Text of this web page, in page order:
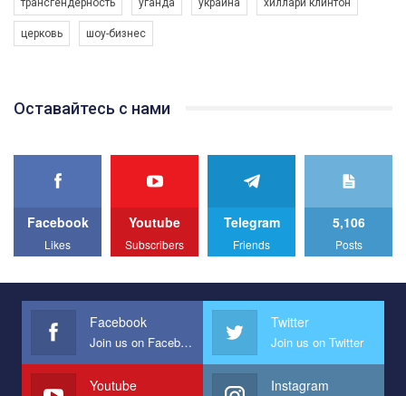
програму з боротьби з насильством проти ЛГБТ в Україні.
Якщо ти хочеш підтримати нас - просто натисни "лайк" під
best video, representing programme for the development of
We appeal to your support and ask to help us implement our plan
All you have to do is to press "Like" below the video.
Эмоционально сильный ролик от команды "Гей-альянс
представляющий программу развития организации.
Мы просим вас поддержать нас и помочь нам реализовать
наш план по борьбе с насилием и дискриминацией на почве
СОГИ в Украине.
церковь шоу-бизнес
Оставайтесь с нами
Facebook
Likes
Youtube
Subscribers
Telegram
Friends
5,106
Posts
Facebook
Join us on Facebook
Twitter
Join us on Twitter
Youtube Instagram